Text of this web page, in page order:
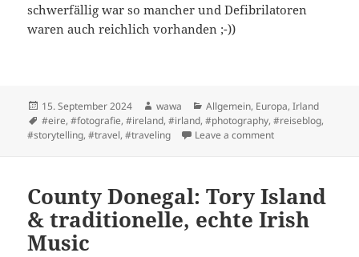
schwerfällig war so mancher und Defibrilatoren
waren auch reichlich vorhanden ;-))
Posted
on
15. September 2024 Author
wawa Categories
Allgemein, Europa,Irland
Tags
#eire,#fotografie,#ireland,#irland,#photography,#reiseblog,
#storytelling,#travel,#traveling Leave a commenton Derry/
County Donegal: Tory Island
& traditionelle, echte Irish
Music